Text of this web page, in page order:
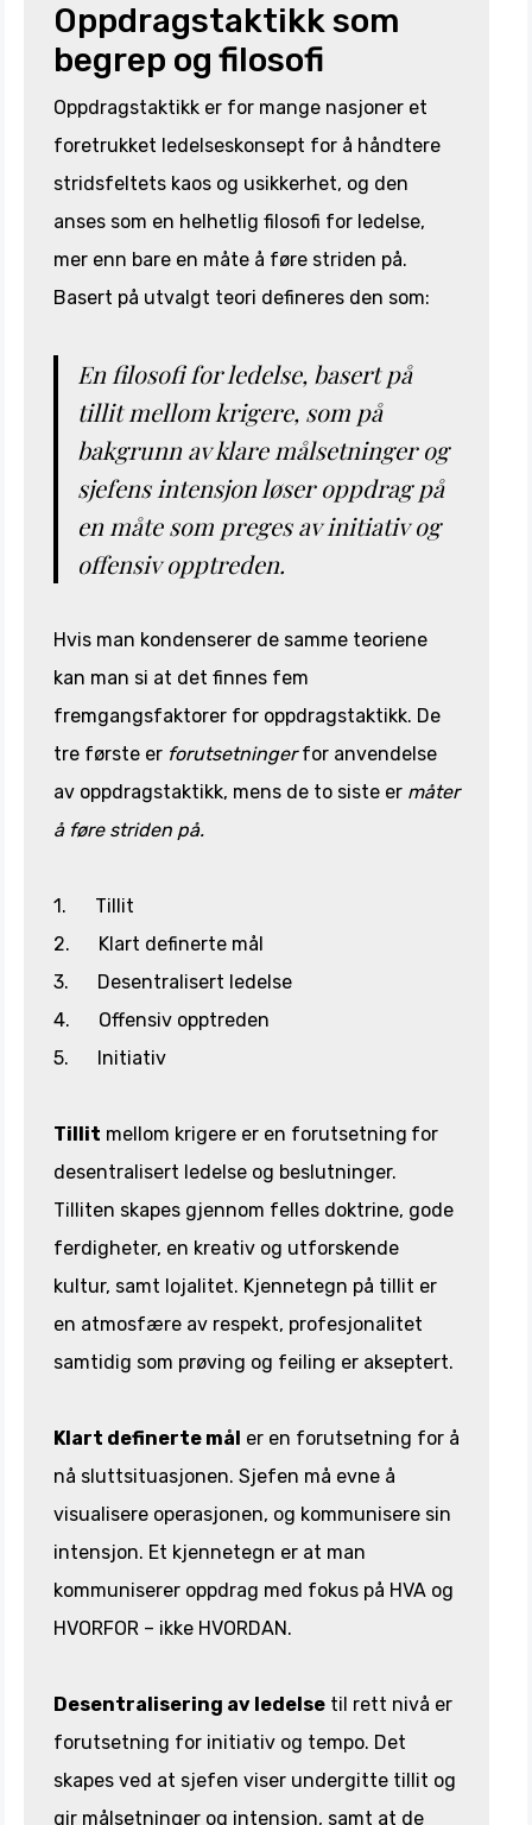
Oppdragstaktikk som
begrep og filosofi
Oppdragstaktikk er for mange nasjoner et
foretrukket ledelseskonsept for å håndtere
stridsfeltets kaos og usikkerhet, og den
anses som en helhetlig filosofi for ledelse,
mer enn bare en måte å føre striden på.
Basert på utvalgt teori defineres den som:
En filosofi for ledelse, basert på
tillit mellom krigere, som på
bakgrunn av klare målsetninger og
sjefens intensjon løser oppdrag på
en måte som preges av initiativ og
offensiv opptreden.
Hvis man kondenserer de samme teoriene
kan man si at det finnes fem
fremgangsfaktorer for oppdragstaktikk. De
tre første er forutsetningerfor anvendelse
av oppdragstaktikk, mens de to siste er måter
å føre striden på.
1. Tillit
2. Klart definerte mål
3. Desentralisert ledelse
4. Offensiv opptreden
5. Initiativ
Tillit mellom krigere er en forutsetning for
desentralisert ledelse og beslutninger.
Tilliten skapes gjennom felles doktrine, gode
ferdigheter, en kreativ og utforskende
kultur, samt lojalitet. Kjennetegn på tillit er
en atmosfære av respekt, profesjonalitet
samtidig som prøving og feiling er akseptert.
Klart definerte mål er en forutsetning for å
nå sluttsituasjonen. Sjefen må evne å
visualisere operasjonen, og kommunisere sin
intensjon. Et kjennetegn er at man
kommuniserer oppdrag med fokus på HVA og
HVORFOR – ikke HVORDAN.
Desentralisering av ledelse til rett nivå er
forutsetning for initiativ og tempo. Det
skapes ved at sjefen viser undergitte tillit og
gir målsetninger og intensjon, samt at de